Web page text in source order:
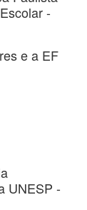
-
e a EF
UNESP -